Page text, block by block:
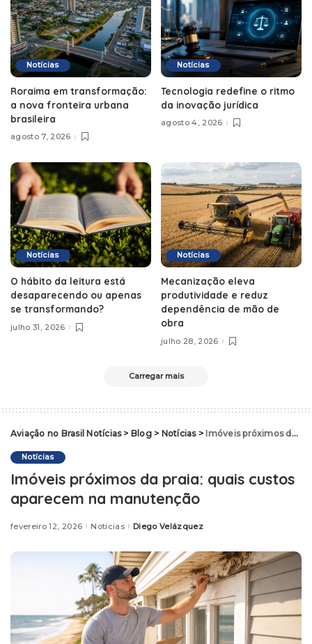
Notícias
Roraima em transformação:
a nova fronteira urbana
brasileira
agosto 7, 2026
Notícias
Tecnologia redefine o ritmo
da inovação jurídica
agosto 4, 2026
Notícias
O hábito da leitura está
desaparecendo ou apenas
se transformando?
julho 31, 2026
Notícias
Mecanização eleva
produtividade e reduz
dependência de mão de
obra
julho 28, 2026
Carregar mais
Aviação no Brasil Notícias> Blog> Notícias> Imóveis próximos da praia: quais custos aparecem na manutenção
Notícias
Imóveis próximos da praia: quais custos
aparecem na manutenção
fevereiro 12, 2026 NotíciasPosted
Diego Velázquez